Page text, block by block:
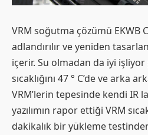
VRM soğutma çözümü EKWB
adlandırılır ve yeniden
içerir. Su olmadan da iyi
sıcaklığını 47 ° C’de ve arka
VRM’lerin tepesinde kendi IR
yazılımın rapor ettiği VRM
dakikalık bir yükleme